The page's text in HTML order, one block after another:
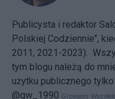
Publicysta i redaktor
Polskiej Codziennie",
2011, 2021-2023).
tym blogu należą do
użytku publicznego
@gw_1990 Grzegorz Wszołek